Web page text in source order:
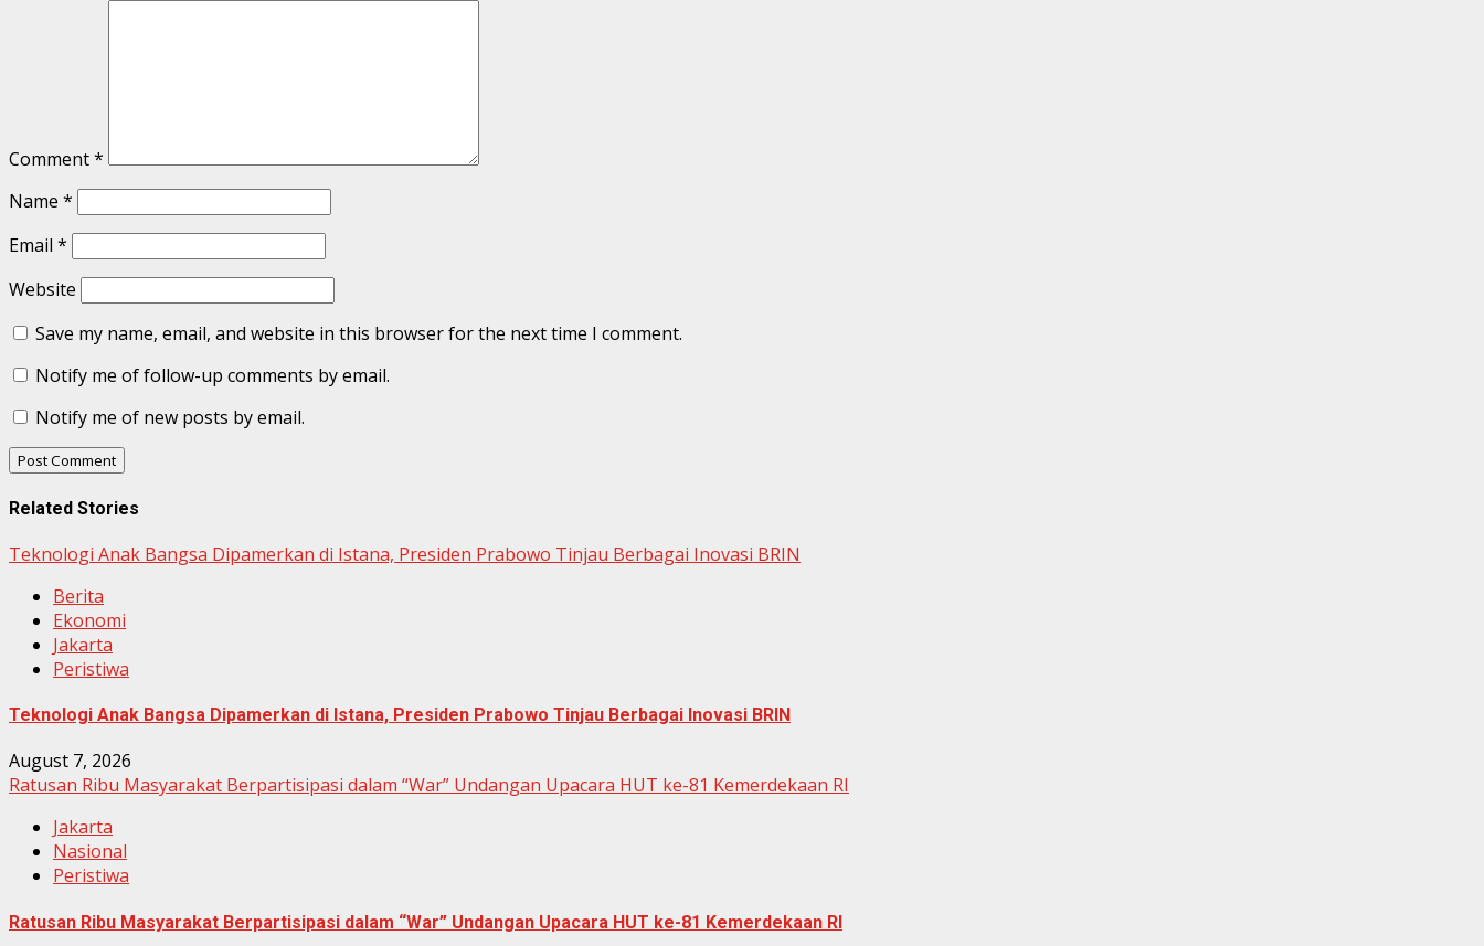
Comment*
Name *
Email *
Website
Save my name, email, and website in this browser for the next time I comment.
Notify me of follow-up comments by email.
Notify me of new posts by email.
Related Stories
Teknologi Anak Bangsa Dipamerkan di Istana, Presiden Prabowo Tinjau Berbagai Inovasi BRIN
Berita
Ekonomi
Jakarta
Peristiwa
Teknologi Anak Bangsa Dipamerkan di Istana, Presiden Prabowo Tinjau Berbagai Inovasi BRIN
August 7, 2026
Ratusan Ribu Masyarakat Berpartisipasi dalam “War” Undangan Upacara HUT ke-81 Kemerdekaan RI
Jakarta
Nasional
Peristiwa
Ratusan Ribu Masyarakat Berpartisipasi dalam “War” Undangan Upacara HUT ke-81 Kemerdekaan RI